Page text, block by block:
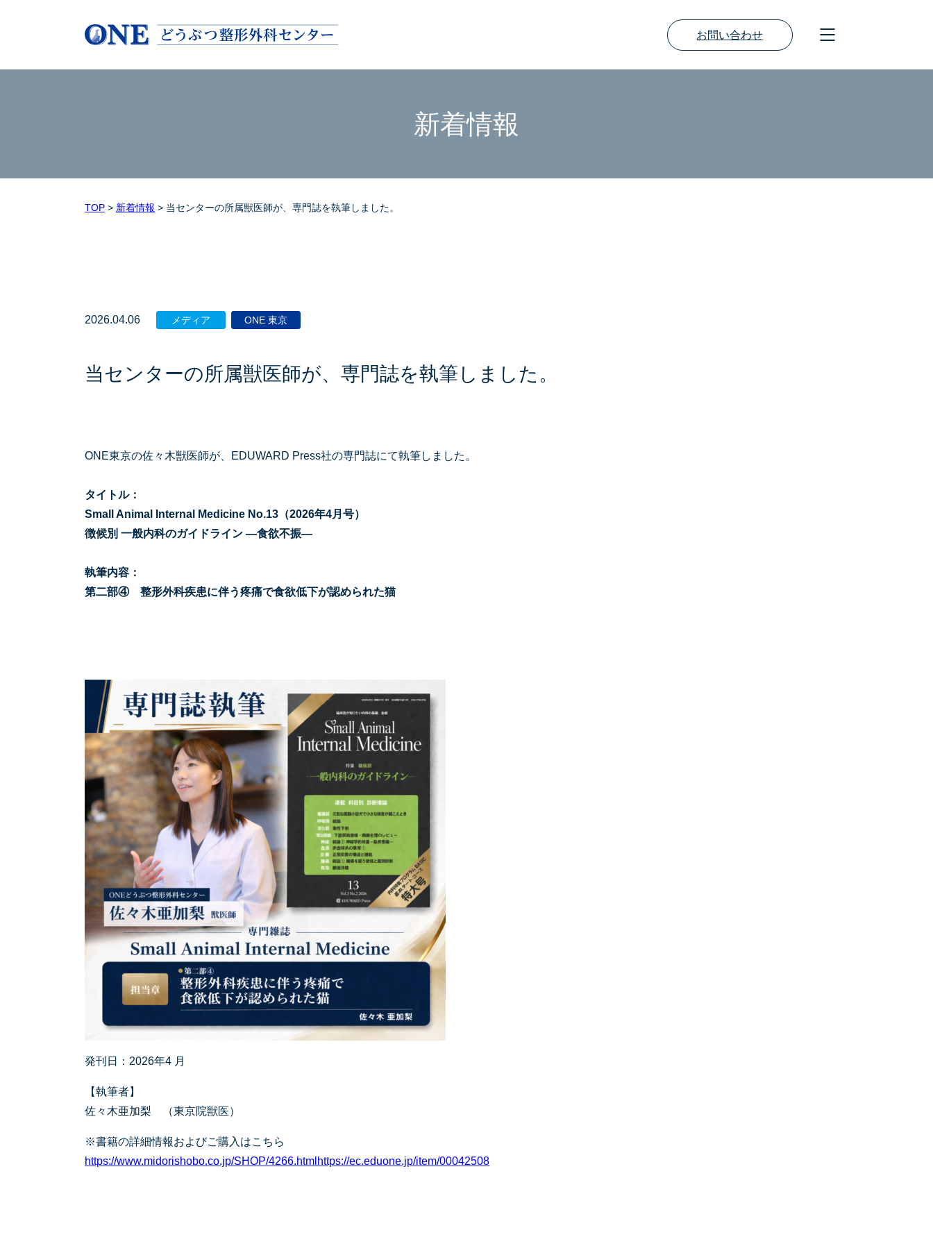
お問い合わせ
新着情報
TOP > 新着情報 > 当センターの所属獣医師が、専門誌を執筆しました。
2026.04.06 メディア ONE 東京
当センターの所属獣医師が、専門誌を執筆しました。
ONE東京の佐々木獣医師が、EDUWARD Press社の専門誌にて執筆しました。
タイトル：
Small Animal Internal Medicine No.13（2026年4月号）
徴候別 一般内科のガイドライン ―食欲不振―
執筆内容：
第二部④ 整形外科疾患に伴う疼痛で食欲低下が認められた猫
発刊日：2026年4 月
【執筆者】
佐々木亜加梨 （東京院獣医）
※書籍の詳細情報およびご購入はこちら
https://www.midorishobo.co.jp/SHOP/4266.htmlhttps://ec.eduone.jp/item/00042508